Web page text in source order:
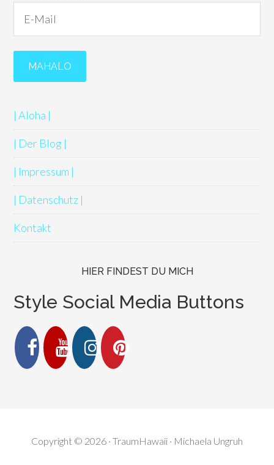
| Aloha |
| Der Blog |
| Impressum |
| Datenschutz |
Kontakt
HIER FINDEST DU MICH
Style Social Media Buttons
Copyright © 2026 · TraumHawaii · Michaela Ungruh